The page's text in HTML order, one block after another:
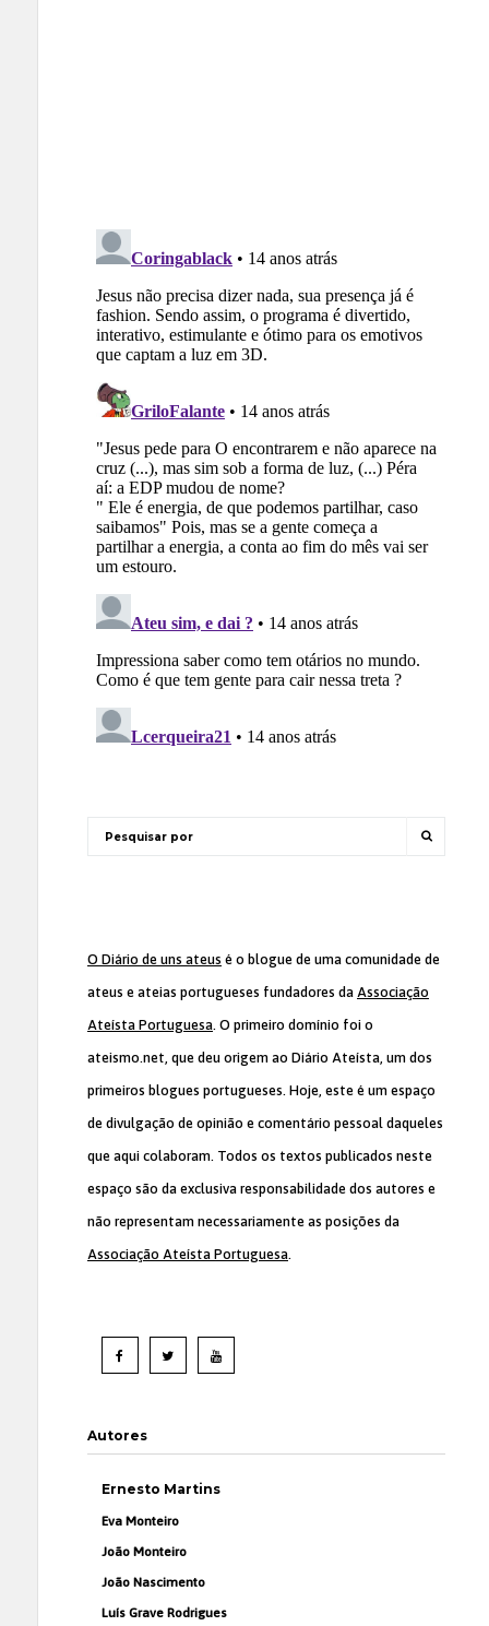
O Diário de uns ateus é o blogue de uma comunidade de
ateus e ateias portugueses fundadores da Associação
Ateísta Portuguesa. O primeiro domínio foi o
ateismo.net, que deu origem ao Diário Ateísta, um dos
primeiros blogues portugueses. Hoje, este é um espaço
de divulgação de opinião e comentário pessoal daqueles
que aqui colaboram. Todos os textos publicados neste
espaço são da exclusiva responsabilidade dos autores e
não representam necessariamente as posições da
Associação Ateísta Portuguesa.
Autores
Ernesto Martins
Eva Monteiro
João Monteiro
João Nascimento
Luís Grave Rodrigues